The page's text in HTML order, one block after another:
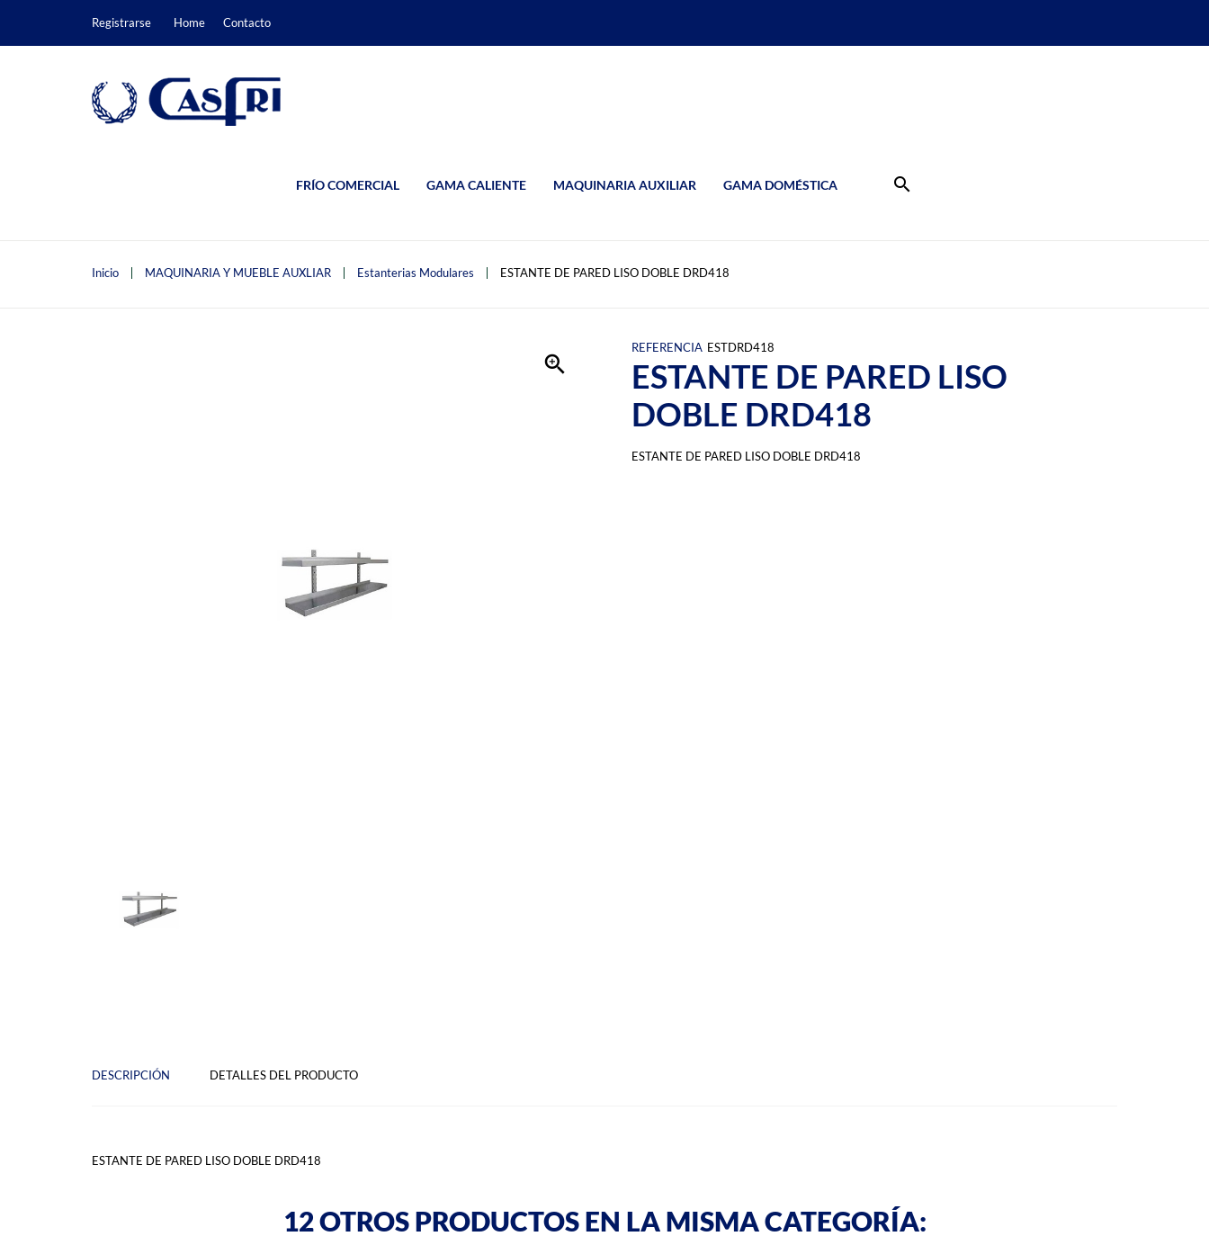
Registrarse Home Contacto
FRÍO COMERCIAL GAMA CALIENTE MAQUINARIA AUXILIAR GAMA DOMÉSTICA search
Inicio MAQUINARIA Y MUEBLE AUXLIAR Estanterias Modulares ESTANTE DE PARED LISO DOBLE DRD418
REFERENCIA ESTDRD418
ESTANTE DE PARED LISO
DOBLE DRD418
ESTANTE DE PARED LISO DOBLE DRD418
DESCRIPCIÓN DETALLES DEL PRODUCTO
ESTANTE DE PARED LISO DOBLE DRD418
12 OTROS PRODUCTOS EN LA MISMA CATEGORÍA: